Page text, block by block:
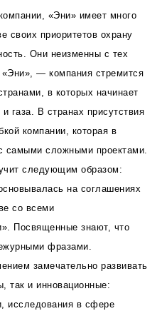
«Эни» имеет много
своих приоритетов охрану
Они неизменны с тех
— компания стремится
в которых начинает
газа. В странах присутствия
компании, которая в
самыми сложными проектами.
следующим образом:
на соглашениях
со всеми
Посвященные знают, что
фразами.
замечательно развивать
так и инновационные:
исследования в сфере